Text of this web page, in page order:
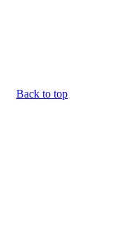
Back to top